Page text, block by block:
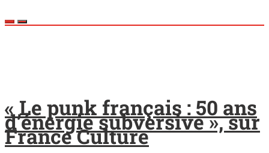
« Le punk français : 50 ans
d’énergie subversive », sur
France Culture